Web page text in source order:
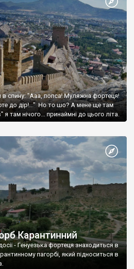
спину: "Ааа, попса! Муляжна фортеця!
до дір!..." Но то шо? А мене ще там
я там нічого... принаймні до цього літа.
Карантинний
- Генуезька фортеця знаходиться в
пагорбі, який підноситься в